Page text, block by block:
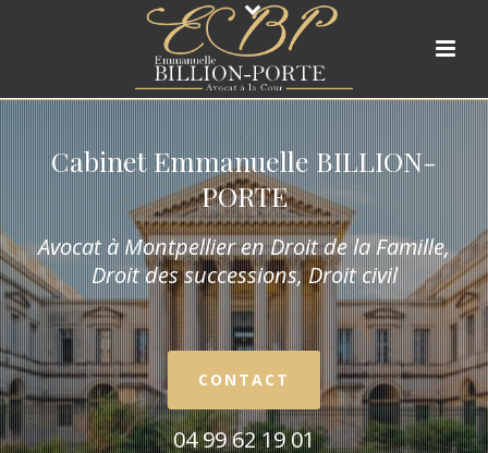
Cabinet Emmanuelle BILLION-
PORTE
Avocat à Montpellier en Droit de la Famille,
Droit des successions, Droit civil
CONTACT
04 99 62 19 01